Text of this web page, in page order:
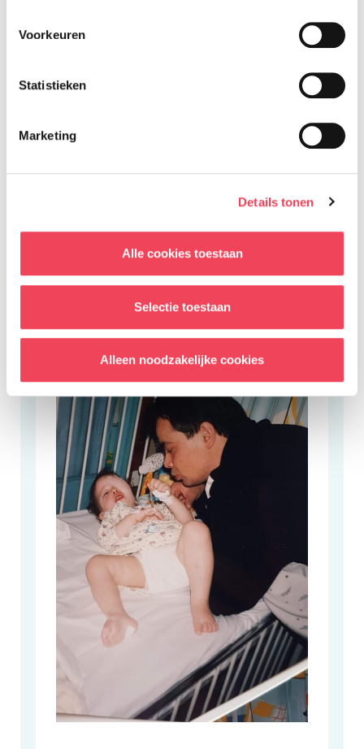
Voorkeuren
Statistieken
Marketing
Details tonen
Alle cookies toestaan
Selectie toestaan
Alleen noodzakelijke cookies
eigen verhaal te delen, mee te
weten te komen over dit project?
zorgen we voor meer herkenning,
erkenning en verbondenheid.